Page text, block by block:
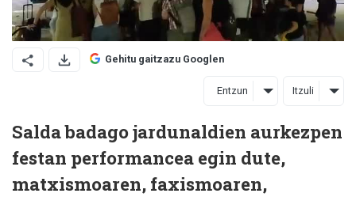
Gehitu gaitzazu Googlen
Entzun Itzuli
Salda badago jardunaldien aurkezpen
festan performancea egin dute,
matxismoaren, faxismoaren,